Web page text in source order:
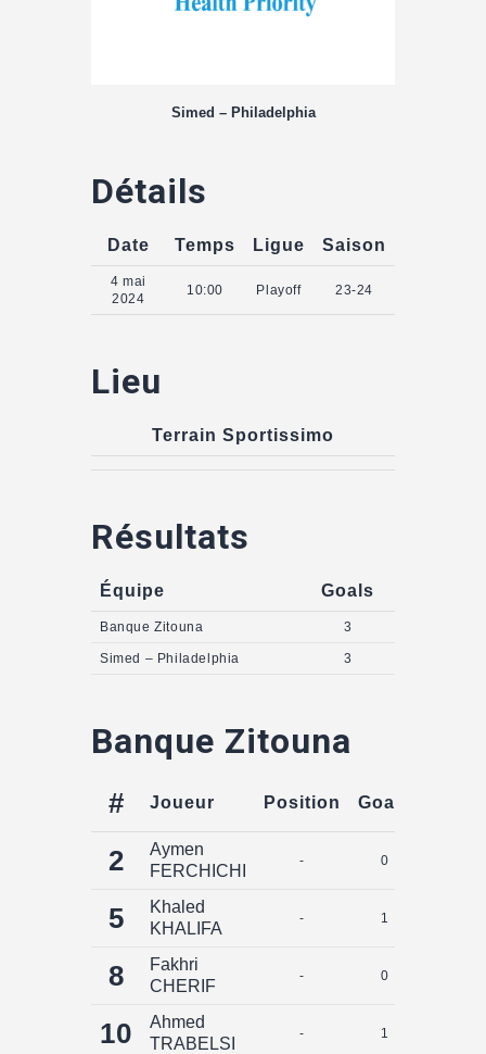
Simed – Philadelphia
Détails
Date Temps Ligue Saison
4 mai
2024
10:00 Playoff 23-24
Lieu
Terrain Sportissimo
Résultats
Équipe Goals
Banque Zitouna 3
Simed – Philadelphia 3
Banque Zitouna
# Joueur Position Goals
2
Aymen
FERCHICHI
- 0
5
Khaled
KHALIFA
- 1
8
Fakhri
CHERIF
- 0
10
Ahmed
TRABELSI
- 1